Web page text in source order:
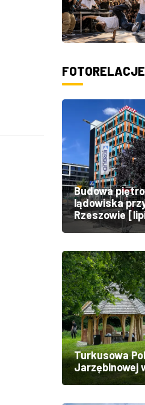
FOTORELACJE
Budowa
lądowiska
Rzeszowie
Turkusowa
Jarzębinowej